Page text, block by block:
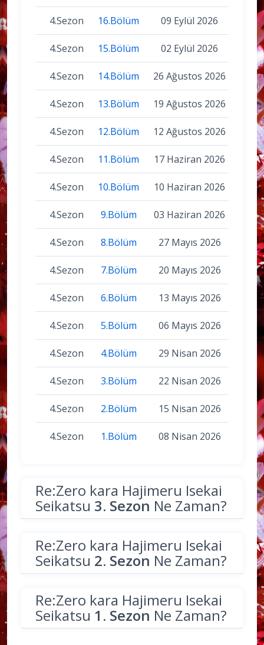
4.Sezon 16.Bölüm 09 Eylül 2026
4.Sezon 15.Bölüm 02 Eylül 2026
4.Sezon 14.Bölüm 26 Ağustos 2026
4.Sezon 13.Bölüm 19 Ağustos 2026
4.Sezon 12.Bölüm 12 Ağustos 2026
4.Sezon 11.Bölüm 17 Haziran 2026
4.Sezon 10.Bölüm 10 Haziran 2026
4.Sezon 9.Bölüm 03 Haziran 2026
4.Sezon 8.Bölüm 27 Mayıs 2026
4.Sezon 7.Bölüm 20 Mayıs 2026
4.Sezon 6.Bölüm 13 Mayıs 2026
4.Sezon 5.Bölüm 06 Mayıs 2026
4.Sezon 4.Bölüm 29 Nisan 2026
4.Sezon 3.Bölüm 22 Nisan 2026
4.Sezon 2.Bölüm 15 Nisan 2026
4.Sezon 1.Bölüm 08 Nisan 2026
Re:Zero kara Hajimeru Isekai
Seikatsu 3. Sezon Ne Zaman?
Re:Zero kara Hajimeru Isekai
Seikatsu 2. Sezon Ne Zaman?
Re:Zero kara Hajimeru Isekai
Seikatsu 1. Sezon Ne Zaman?